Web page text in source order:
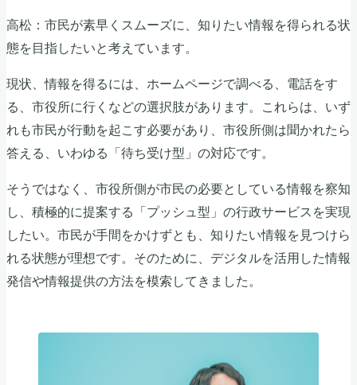
高松：市民が素早くスムーズに、知りたい情報を得られる状
態を目指したいと考えています。
現状、情報を得るには、ホームページで調べる、電話をす
る、市役所に行くなどの選択肢があります。これらは、いず
れも市民が行動を起こす必要があり、市役所側は聞かれたら
答える、いわゆる「待ち受け型」の対応です。
そうではなく、市役所側が市民の必要としている情報を察知
し、積極的に提案する「プッシュ型」の行政サービスを実現
したい。市民が手間をかけずとも、知りたい情報を見つけら
れる状態が理想です。そのために、デジタルを活用した情報
発信や情報提供の方法を模索してきました。